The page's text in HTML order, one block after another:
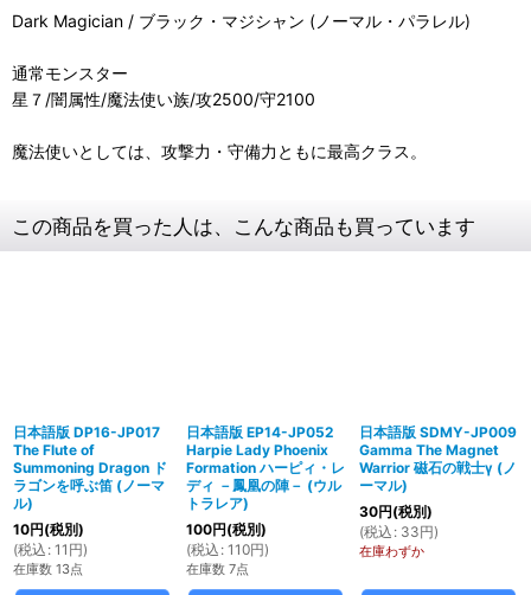
Dark Magician / ブラック・マジシャン (ノーマル・パラレル)
通常モンスター
星７/闇属性/魔法使い族/攻2500/守2100
魔法使いとしては、攻撃力・守備力ともに最高クラス。
この商品を買った人は、こんな商品も買っています
日本語版 DP16-JP017
The Flute of
Summoning Dragon ド
ラゴンを呼ぶ笛 (ノーマ
ル)
10円(税別)
(税込 : 11 円)
在庫数 13点
日本語版 EP14-JP052
Harpie Lady Phoenix
Formation ハーピィ・レ
ディ －鳳凰の陣－ (ウル
トラレア)
100円(税別)
(税込 : 110円)
在庫数 7点
日本語版 SDMY-JP009
Gamma The Magnet
Warrior 磁石の戦士γ (ノ
ーマル)
30円(税別)
(税込 : 33円)
在庫わずか